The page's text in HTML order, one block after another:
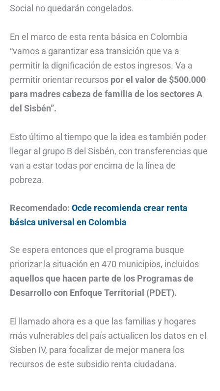
Social no quedarán congelados.
En el marco de esta renta básica en Colombia
“vamos a garantizar esa transición que va a
permitir la dignificación de estos ingresos. Va a
permitir orientar recursos por el valor de $500.000
para madres cabeza de familia de los sectores A
del Sisbén”.
Esto último al tiempo que la idea es también poder
llegar al grupo B del Sisbén, con transferencias que
van a estar todas por encima de la línea de
pobreza.
Recomendado: Ocde recomienda crear renta
básica universal en Colombia
Se espera entonces que el programa busque
priorizar la situación en 470 municipios, incluidos
aquellos que hacen parte de los Programas de
Desarrollo con Enfoque Territorial (PDET).
El llamado ahora es a que las familias y hogares
más vulnerables del país actualicen los datos en el
Sisben IV, para focalizar de mejor manera los
recursos de este subsidio renta ciudadana.